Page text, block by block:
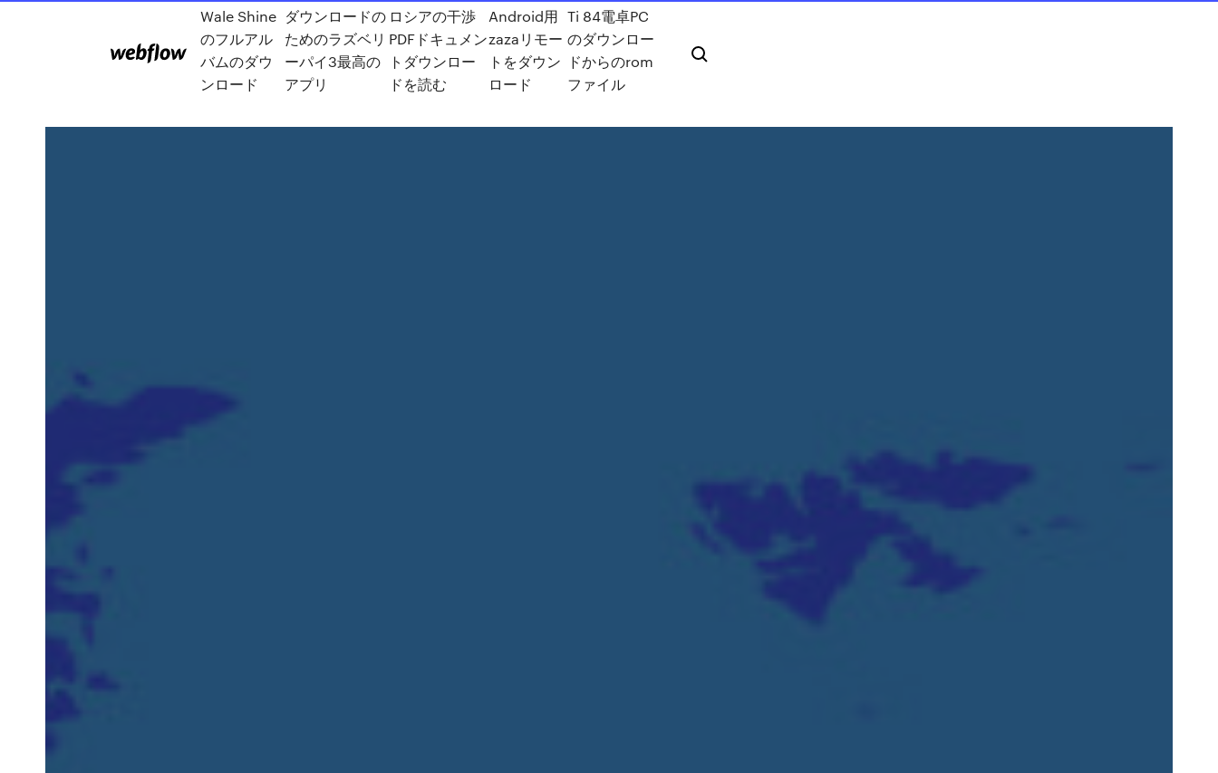
Wale Shine
のフルアル
バムのダウ
ンロード
ダウンロードの
ためのラズベリ
ーパイ3最高の
アプリ
ロシアの干渉
PDFドキュメン
トダウンロー
ドを読む
Android用
zazaリモー
トをダウン
ロード
Ti 84電卓PC
のダウンロー
ドからのrom
ファイル